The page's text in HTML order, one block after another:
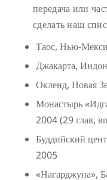
передача или
сделать наш
Таос, Нью-
Джакарта,
Окленд, Новая
Монастырь
2004 (29 глав,
Буддийский
2005
«Нагарджуна»,